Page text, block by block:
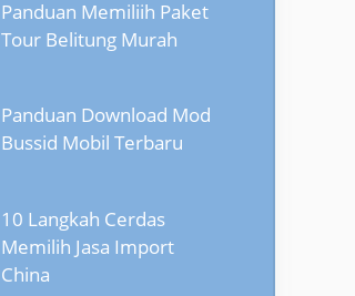
Panduan Memiliih Paket
Tour Belitung Murah
Panduan Download Mod
Bussid Mobil Terbaru
10 Langkah Cerdas
Memilih Jasa Import
China